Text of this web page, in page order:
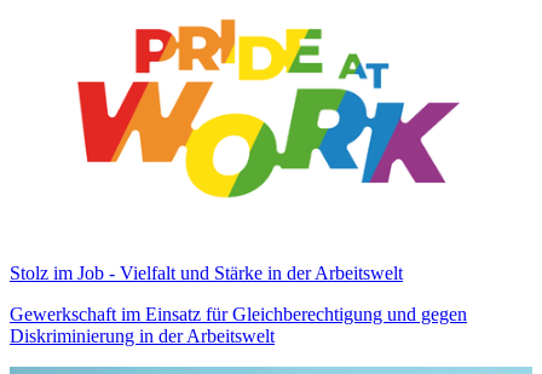
Stolz im Job - Vielfalt und Stärke in der Arbeitswelt
Gewerkschaft im Einsatz für Gleichberechtigung und gegen
Diskriminierung in der Arbeitswelt